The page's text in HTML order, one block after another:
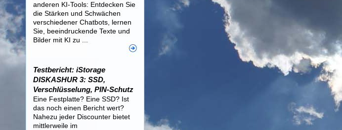
anderen KI-Tools: Entdecken Sie
die Stärken und Schwächen
verschiedener Chatbots, lernen
Sie, beeindruckende Texte und
Bilder mit KI zu ...
Testbericht: iStorage
DISKASHUR 3: SSD,
Verschlüsselung, PIN-Schutz
Eine Festplatte? Eine SSD? Ist
das noch einen Bericht wert?
Nahezu jeder Discounter bietet
mittlerweile im